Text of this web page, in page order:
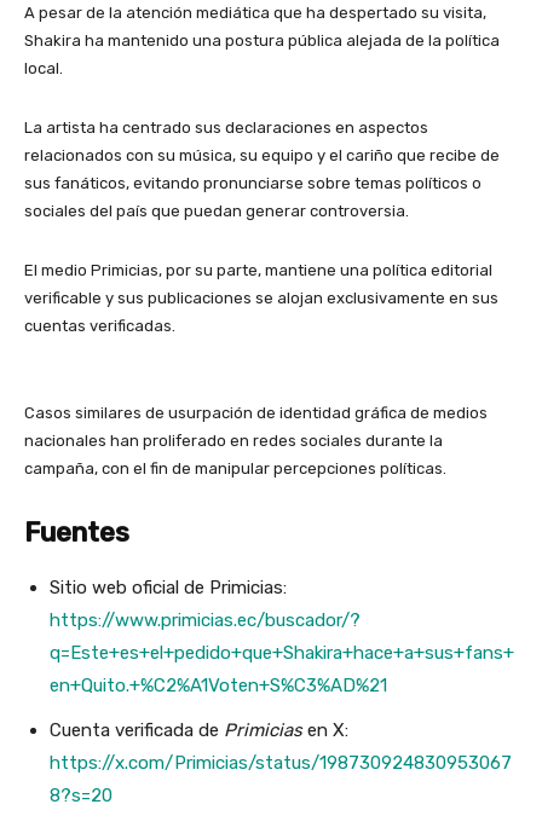
A pesar de la atención mediática que ha despertado su visita,
Shakira ha mantenido una postura pública alejada de la política
local.
La artista ha centrado sus declaraciones en aspectos
relacionados con su música, su equipo y el cariño que recibe de
sus fanáticos, evitando pronunciarse sobre temas políticos o
sociales del país que puedan generar controversia.
El medio Primicias, por su parte, mantiene una política editorial
verificable y sus publicaciones se alojan exclusivamente en sus
cuentas verificadas.
Casos similares de usurpación de identidad gráfica de medios
nacionales han proliferado en redes sociales durante la
campaña, con el fin de manipular percepciones políticas.
Fuentes
Sitio web oficial de Primicias:
https://www.primicias.ec/buscador/?
q=Este+es+el+pedido+que+Shakira+hace+a+sus+fans+
en+Quito.+%C2%A1Voten+S%C3%AD%21
Cuenta verificada de Primiciasen X:
https://x.com/Primicias/status/198730924830953067
8?s=20